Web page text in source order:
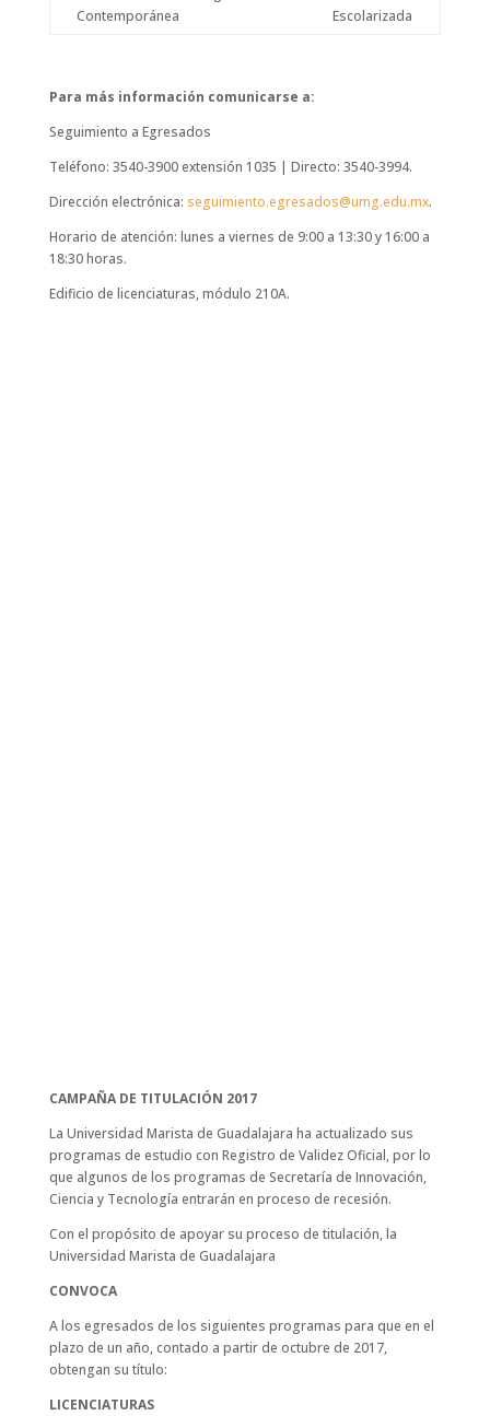
Contemporánea
Escolarizada
Para más información comunicarse a:
Seguimiento a Egresados
Teléfono: 3540-3900 extensión 1035 | Directo: 3540-3994.
Dirección electrónica: seguimiento.egresados@umg.edu.mx.
Horario de atención: lunes a viernes de 9:00 a 13:30 y 16:00 a
18:30 horas.
Edificio de licenciaturas, módulo 210A.
CAMPAÑA DE TITULACIÓN 2017
La Universidad Marista de Guadalajara ha actualizado sus
programas de estudio con Registro de Validez Oficial, por lo
que algunos de los programas de Secretaría de Innovación,
Ciencia y Tecnología entrarán en proceso de recesión.
Con el propósito de apoyar su proceso de titulación, la
Universidad Marista de Guadalajara
CONVOCA
A los egresados de los siguientes programas para que en el
plazo de un año, contado a partir de octubre de 2017,
obtengan su título:
LICENCIATURAS